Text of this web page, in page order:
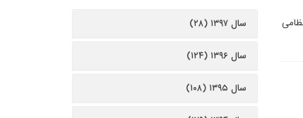
سال ۱۳۹۷ (۲۸)
سال ۱۳۹۶ (۱۲۴)
سال ۱۳۹۵ (۱۰۸)